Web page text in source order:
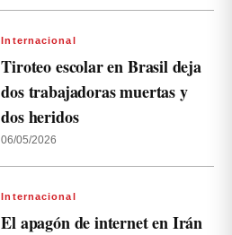
Internacional
Tiroteo escolar en Brasil deja
dos trabajadoras muertas y
dos heridos
06/05/2026
Internacional
El apagón de internet en Irán